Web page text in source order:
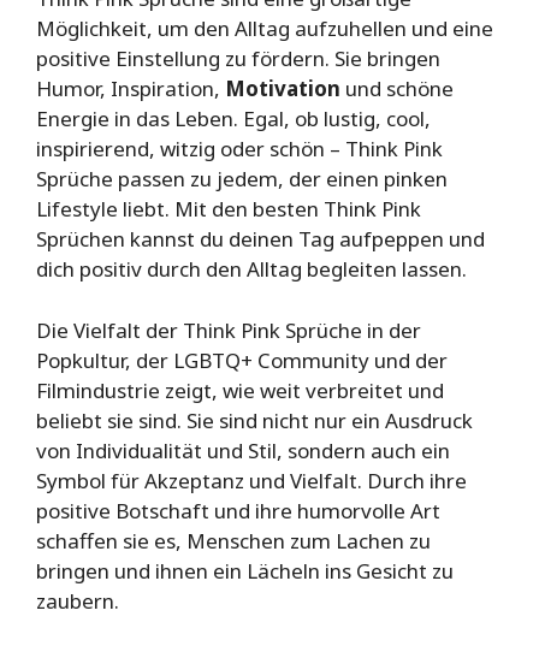
Möglichkeit, um den Alltag aufzuhellen und eine
positive Einstellung zu fördern. Sie bringen
Humor, Inspiration, Motivation und schöne
Energie in das Leben. Egal, ob lustig, cool,
inspirierend, witzig oder schön – Think Pink
Sprüche passen zu jedem, der einen pinken
Lifestyle liebt. Mit den besten Think Pink
Sprüchen kannst du deinen Tag aufpeppen und
dich positiv durch den Alltag begleiten lassen.
Die Vielfalt der Think Pink Sprüche in der
Popkultur, der LGBTQ+ Community und der
Filmindustrie zeigt, wie weit verbreitet und
beliebt sie sind. Sie sind nicht nur ein Ausdruck
von Individualität und Stil, sondern auch ein
Symbol für Akzeptanz und Vielfalt. Durch ihre
positive Botschaft und ihre humorvolle Art
schaffen sie es, Menschen zum Lachen zu
bringen und ihnen ein Lächeln ins Gesicht zu
zaubern.